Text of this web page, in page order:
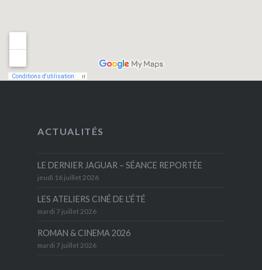
ACTUALITÉS
LE DERNIER JAGUAR – SÉANCE REPORTÉE
jeudi 16 juillet 2026
LES ATELIERS CINÉ DE L’ÉTÉ
mardi 7 juillet 2026
ROMAN & CINEMA 2026
mardi 7 juillet 2026